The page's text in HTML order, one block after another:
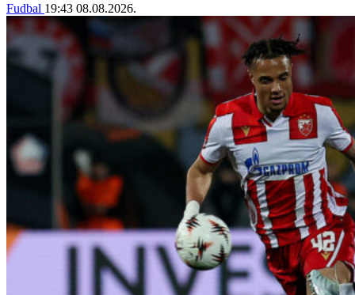
Fudbal 19:43 08.08.2026.